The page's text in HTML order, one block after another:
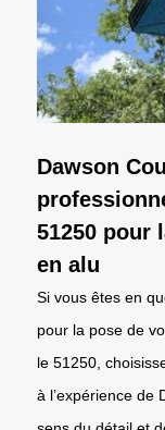
Dawson
51250 pour
en alu
Si vous êtes en
pour la pose de
le 51250,
à l’expérience de